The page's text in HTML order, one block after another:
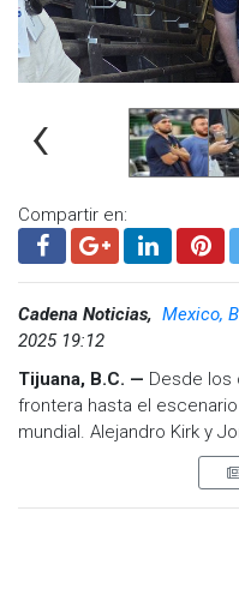
‹
Compartir en:
Cadena Noticias, Mexico,
2025 19:12
Tijuana, B.C. — Desde los
frontera hasta el
mundial. Alejandro Kirk y
nacidos y forjados en
representar juntos a la
Estrellas de las Grandes